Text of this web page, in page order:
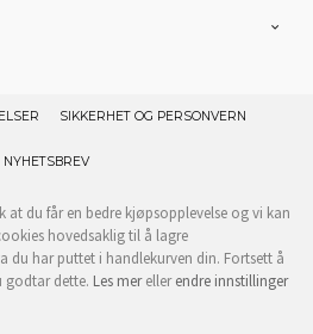
SIKKERHET OG PERSONVERN
NYHETSBREV
at du får en bedre kjøpsopplevelse og vi kan
hovedsaklig til å lagre
du har puttet i handlekurven din. Fortsett å
godtar dette. Les merellerendre innstillinger